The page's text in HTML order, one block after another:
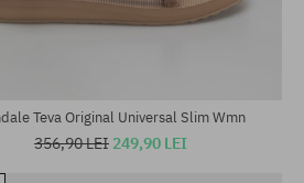
Teva Original Universal Slim Wmn
356,90 LEI 249,90 LEI